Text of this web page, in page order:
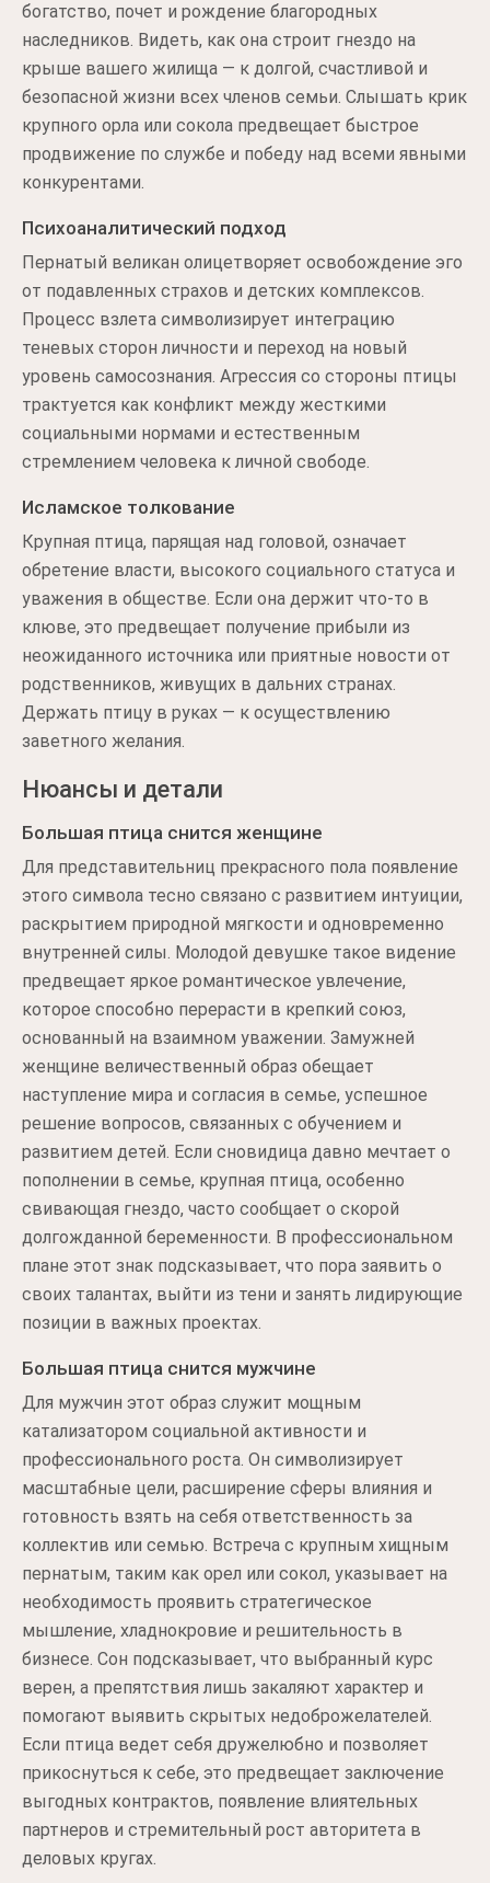
богатство, почет и рождение благородных
наследников. Видеть, как она строит гнездо на
крыше вашего жилища — к долгой, счастливой и
безопасной жизни всех членов семьи. Слышать крик
крупного орла или сокола предвещает быстрое
продвижение по службе и победу над всеми явными
конкурентами.
Психоаналитический подход
Пернатый великан олицетворяет освобождение эго
от подавленных страхов и детских комплексов.
Процесс взлета символизирует интеграцию
теневых сторон личности и переход на новый
уровень самосознания. Агрессия со стороны птицы
трактуется как конфликт между жесткими
социальными нормами и естественным
стремлением человека к личной свободе.
Исламское толкование
Крупная птица, парящая над головой, означает
обретение власти, высокого социального статуса и
уважения в обществе. Если она держит что-то в
клюве, это предвещает получение прибыли из
неожиданного источника или приятные новости от
родственников, живущих в дальних странах.
Держать птицу в руках — к осуществлению
заветного желания.
Нюансы и детали
Большая птица снится женщине
Для представительниц прекрасного пола появление
этого символа тесно связано с развитием интуиции,
раскрытием природной мягкости и одновременно
внутренней силы. Молодой девушке такое видение
предвещает яркое романтическое увлечение,
которое способно перерасти в крепкий союз,
основанный на взаимном уважении. Замужней
женщине величественный образ обещает
наступление мира и согласия в семье, успешное
решение вопросов, связанных с обучением и
развитием детей. Если сновидица давно мечтает о
пополнении в семье, крупная птица, особенно
свивающая гнездо, часто сообщает о скорой
долгожданной беременности. В профессиональном
плане этот знак подсказывает, что пора заявить о
своих талантах, выйти из тени и занять лидирующие
позиции в важных проектах.
Большая птица снится мужчине
Для мужчин этот образ служит мощным
катализатором социальной активности и
профессионального роста. Он символизирует
масштабные цели, расширение сферы влияния и
готовность взять на себя ответственность за
коллектив или семью. Встреча с крупным хищным
пернатым, таким как орел или сокол, указывает на
необходимость проявить стратегическое
мышление, хладнокровие и решительность в
бизнесе. Сон подсказывает, что выбранный курс
верен, а препятствия лишь закаляют характер и
помогают выявить скрытых недоброжелателей.
Если птица ведет себя дружелюбно и позволяет
прикоснуться к себе, это предвещает заключение
выгодных контрактов, появление влиятельных
партнеров и стремительный рост авторитета в
деловых кругах.